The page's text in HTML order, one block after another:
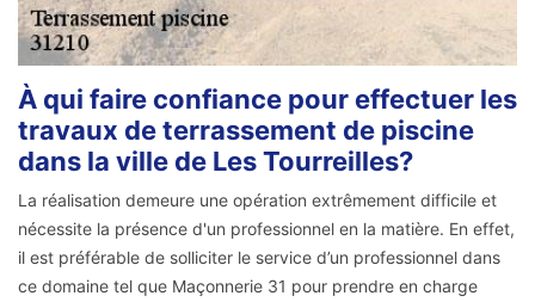
À qui faire confiance pour effectuer les
travaux de terrassement de piscine
dans la ville de Les Tourreilles?
La réalisation demeure une opération extrêmement difficile et
nécessite la présence d'un professionnel en la matière. En effet,
il est préférable de solliciter le service d’un professionnel dans
ce domaine tel que Maçonnerie 31 pour prendre en charge